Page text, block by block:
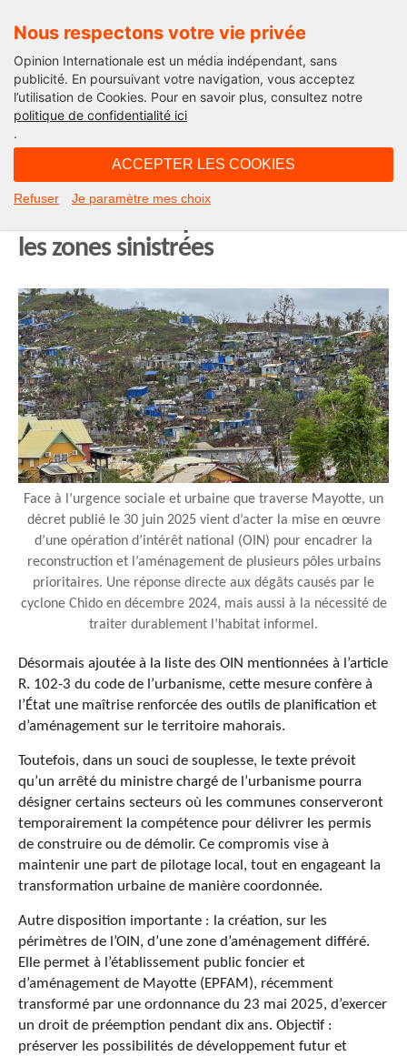
Nous respectons votre vie privée
Opinion Internationale est un média indépendant, sans
publicité. En poursuivant votre navigation, vous acceptez
l’utilisation de Cookies. Pour en savoir plus, consultez notre
politique de confidentialité ici
.
ACCEPTER LES COOKIES
Refuser Je paramètre mes choix
Opinion Outre-Mer
Mayotte : une opération d’intérêt
les zones sinistrées
Face à l’urgence sociale et urbaine que traverse Mayotte, un
décret publié le 30 juin 2025 vient d’acter la mise en œuvre
d’une opération d’intérêt national (OIN) pour encadrer la
reconstruction et l’aménagement de plusieurs pôles urbains
prioritaires. Une réponse directe aux dégâts causés par le
cyclone Chido en décembre 2024, mais aussi à la nécessité de
traiter durablement l’habitat informel.
Désormais ajoutée à la liste des OIN mentionnées à l’article
R. 102-3 du code de l’urbanisme, cette mesure confère à
l’État une maîtrise renforcée des outils de planification et
d’aménagement sur le territoire mahorais.
Toutefois, dans un souci de souplesse, le texte prévoit
qu’un arrêté du ministre chargé de l’urbanisme pourra
désigner certains secteurs où les communes conserveront
temporairement la compétence pour délivrer les permis
de construire ou de démolir. Ce compromis vise à
maintenir une part de pilotage local, tout en engageant la
transformation urbaine de manière coordonnée.
Autre disposition importante : la création, sur les
périmètres de l’OIN, d’une zone d’aménagement différé.
Elle permet à l’établissement public foncier et
d’aménagement de Mayotte (EPFAM), récemment
transformé par une ordonnance du 23 mai 2025, d’exercer
un droit de préemption pendant dix ans. Objectif :
préserver les possibilités de développement futur et